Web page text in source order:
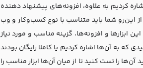
کردیم به علاوه، افزونه‌های پیشنهاد دهنده
این‌رو شما باید متناسب با نوع کسب‌وکار و وب
و افزونه‌ها، گزینه مناسب و مورد نیاز
که به آن‌ها اشاره کردیم یا کاملا رایگان بودند
را تست کنید تا از میان آن‌ها ابزار مناسب را